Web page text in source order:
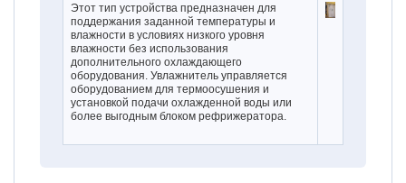
Этот тип устройства предназначен для
поддержания заданной температуры и
влажности в условиях низкого уровня
влажности без использования
дополнительного охлаждающего
оборудования. Увлажнитель управляется
оборудованием для термоосушения и
установкой подачи охлажденной воды или
более выгодным блоком рефрижератора.